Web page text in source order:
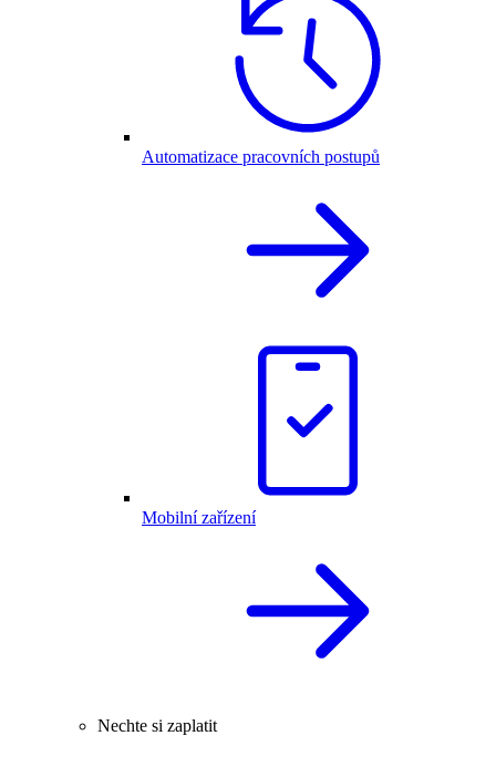
Automatizace pracovních postupů
Mobilní zařízení
Nechte si zaplatit